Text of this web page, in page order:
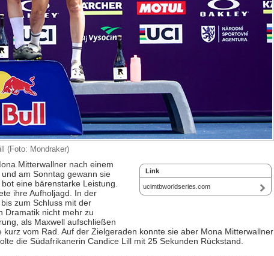
(Foto: Mondraker)
Link
ucimtbworldseries.com
Mitterwallner nach einem
am Sonntag gewann sie
eine bärenstarke Leistung.
ihre Aufholjagd. In der
zum Schluss mit der
Dramatik nicht mehr zu
als Maxwell aufschließen
vom Rad. Auf der Zielgeraden konnte sie aber Mona Mitterwallner
die Südafrikanerin Candice Lill mit 25 Sekunden Rückstand.